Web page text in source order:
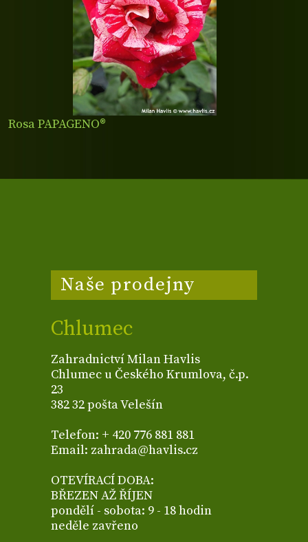
Rosa PAPAGENO®
Naše prodejny
Chlumec
Zahradnictví Milan Havlis
Chlumec u Českého Krumlova, č.p.
23
382 32 pošta Velešín
Telefon: + 420 776 881 881
Email: zahrada@havlis.cz
OTEVÍRACÍ DOBA:
BŘEZEN AŽ ŘÍJEN
pondělí - sobota: 9 - 18 hodin
neděle zavřeno